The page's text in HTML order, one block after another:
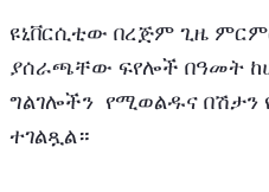
ዩኒቨርሲቲው በረጅም ጊዜ
ያሰራጫቸው ፍየሎች በዓመት
ግልገሎችን  የሚወልዱና
ተገልጿል።